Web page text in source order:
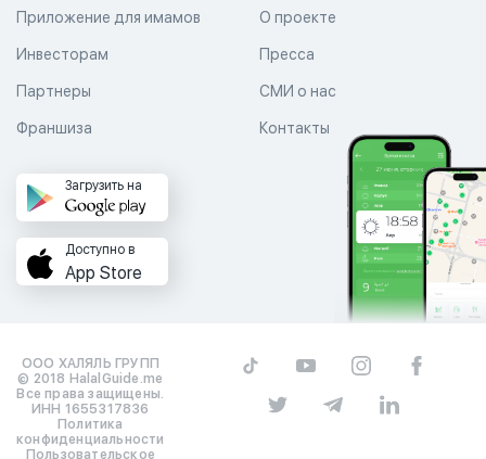
Приложение для имамов О проекте
Пресса
СМИ о нас
Контакты
Инвесторам
Партнеры
Франшиза
Загрузить на
Доступно в
App Store
ООО ХАЛЯЛЬ ГРУПП
© 2018 HalalGuide.me
Все права защищены.
ИНН 1655317836
Политика
конфиденциальности
Пользовательское